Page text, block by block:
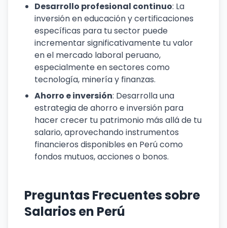
Desarrollo profesional continuo: La
inversión en educación y certificaciones
específicas para tu sector puede
incrementar significativamente tu valor
en el mercado laboral peruano,
especialmente en sectores como
tecnología, minería y finanzas.
Ahorro e inversión: Desarrolla una
estrategia de ahorro e inversión para
hacer crecer tu patrimonio más allá de tu
salario, aprovechando instrumentos
financieros disponibles en Perú como
fondos mutuos, acciones o bonos.
Preguntas Frecuentes sobre
Salarios en Perú